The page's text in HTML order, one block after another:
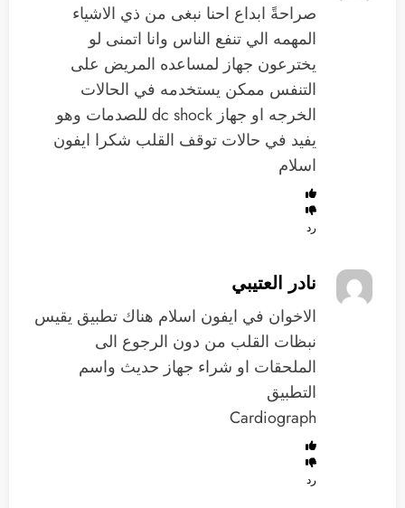
صراحةً ابداع احنا نبغى من ذي الاشياء
المهمه الي تنفع الناس وانا اتمنى لو
يخترعون جهاز لمساعده المريض على
التنفس ممكن يستخدمه في الحالات
الخرجه او جهاز dc shock للصدمات وهو
يفيد في حالات توقف القلب شكرا ايفون
اسلام
رد
نادر العتيبي
الاخوان في ايفون اسلام هناك تطبيق يقيس
نبظات القلب من دون الرجوع الى
الملحقات او شراء جهاز حديث واسم
التطبيق
Cardiograph
رد